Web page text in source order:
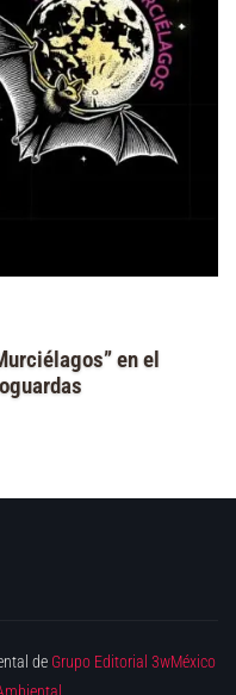
en el
de Grupo Editorial 3wMéxico